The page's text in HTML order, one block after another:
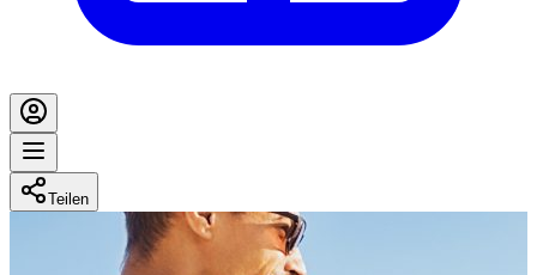
Teilen